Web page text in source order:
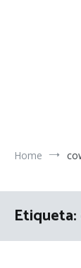
Home
Etiqueta: